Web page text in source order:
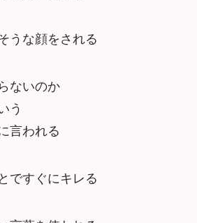
うな顔をされる
ないのか
う
言われる
ですぐにキレる